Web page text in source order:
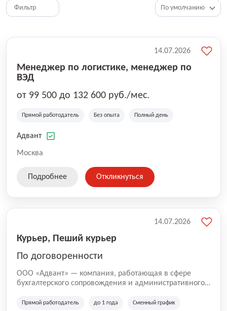
HR, управление персоналом
Топ менеджмент, руководители
Фильтр
Менеджер по логистике, менеджер по
ВЭД
от 99 500 до 132 600 руб./мес.
Прямой работодатель Без опыта Полный день
Адвант
Москва
14.07.2026
Подробнее Откликнуться
Курьер, Пеший курьер
По договоренности
ООО «Адвант» — компания, работающая в сфере
бухгалтерского сопровождения и административного
зарегистрирована в Санкт-Петербурге и
Прямой работодатель до 1 года Сменный график
14.07.2026